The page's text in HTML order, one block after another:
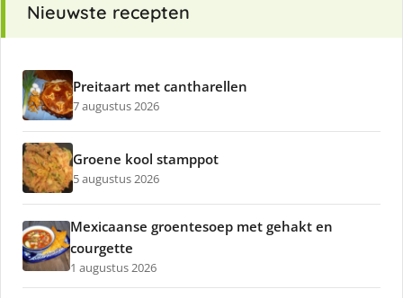
Nieuwste recepten
Preitaart met cantharellen
7 augustus 2026
Groene kool stamppot
5 augustus 2026
Mexicaanse groentesoep met gehakt en
courgette
1 augustus 2026